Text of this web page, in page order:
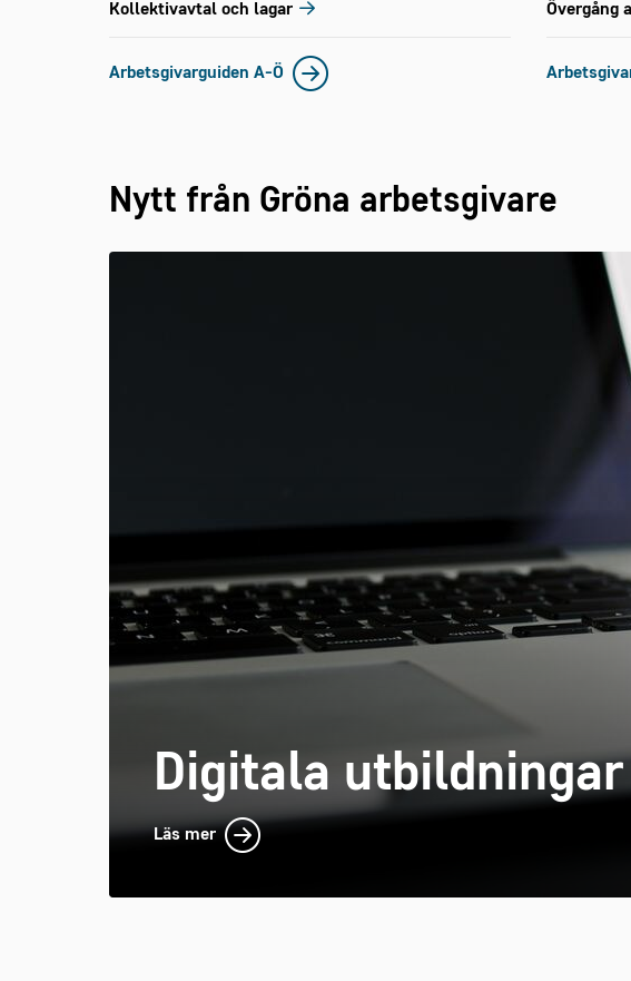
Kollektivavtal och lagar
Arbetsgivarguiden A-Ö
Övergång
Nytt från Gröna arbetsgivare
Digitala utbildningar
Läs mer